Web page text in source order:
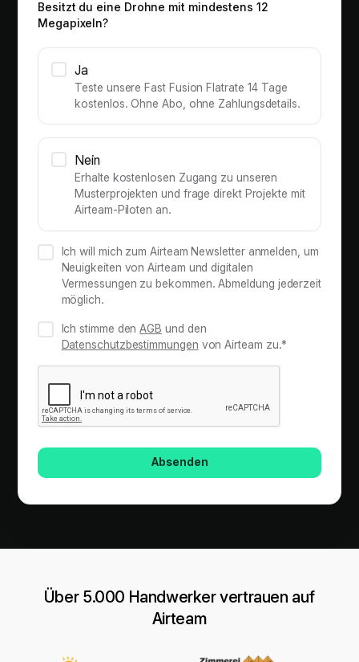
Besitzt du eine Drohne mit mindestens 12
Megapixeln?
Ja
Teste unsere Fast Fusion Flatrate 14 Tage
kostenlos. Ohne Abo, ohne Zahlungsdetails.
Nein
Erhalte kostenlosen Zugang zu unseren
Musterprojekten und frage direkt Projekte mit
Airteam-Piloten an.
Ich will mich zum Airteam Newsletter anmelden, um
Neuigkeiten von Airteam und digitalen
Vermessungen zu bekommen. Abmeldung jederzeit
möglich.
Ich stimme denAGB und den
Datenschutzbestimmungen von Airteam zu.*
Über 5.000 Handwerker vertrauen auf
Airteam